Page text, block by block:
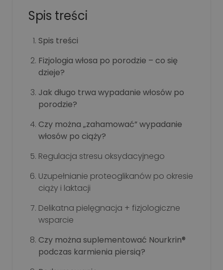
Spis treści
Spis treści
Fizjologia włosa po porodzie – co się
dzieje?
Jak długo trwa wypadanie włosów po
porodzie?
Czy można „zahamować” wypadanie
włosów po ciąży?
Regulacja stresu oksydacyjnego
Uzupełnianie proteoglikanów po okresie
ciąży i laktacji
Delikatna pielęgnacja + fizjologiczne
wsparcie
Czy można suplementować Nourkrin®
podczas karmienia piersią?